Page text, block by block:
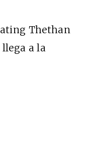
Thethan
llega a la